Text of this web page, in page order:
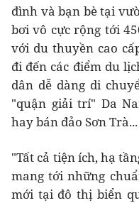
đình và bạn bè tại
bơi vô cực rộng tới
với du thuyền cao
đi đến các điểm du
dân dễ dàng di
"quận giải trí" Da
hay bán đảo Sơn Trà...
"Tất cả tiện ích, hạ
mang tới những
mới tại đô thị biển